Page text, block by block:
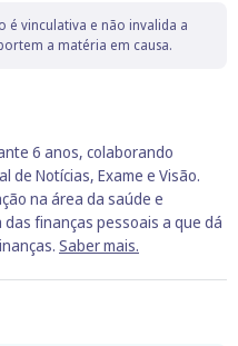
é vinculativa e não invalida a
a matéria em causa.
6 anos, colaborando
de Notícias, Exame e Visão.
na área da saúde e
finanças pessoais a que dá
Saber mais.